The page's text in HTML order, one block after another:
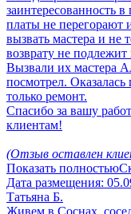
заинтересованность
платы не перегорают
вызвать мастера и не
возврату не
Вызвали их мастера
посмотрел.
только ремонт.
Спасибо за вашу
клиентам!
(Отзыв оставлен
Показать полностью
Дата размещения:
Татьяна Б.